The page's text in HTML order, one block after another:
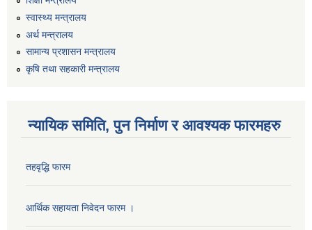
स्वास्थ्य मन्त्रालय
अर्थ मन्त्रालय
सामान्य प्रशासन मन्त्रालय
कृषि तथा सहकारी मन्त्रालय
न्यायिक समिति, पुन निर्माण र आवश्यक फारमहरु
तहवृद्धि फारम
आर्थिक सहायता निवेदन फारम ।